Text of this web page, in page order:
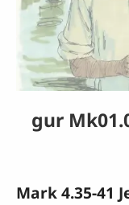
gur
Mark 4.35-41